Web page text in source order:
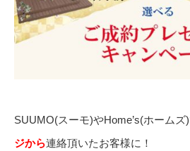
SUUMO(スーモ)やHome’s(ホームズ)
ジから連絡頂いたお客様に！